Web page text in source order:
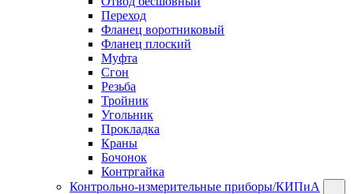
Переход
Фланец воротниковый
Фланец плоский
Муфта
Сгон
Резьба
Тройник
Угольник
Прокладка
Краны
Бочонок
Контргайка
Контрольно-измерительные приборы/КИПиА